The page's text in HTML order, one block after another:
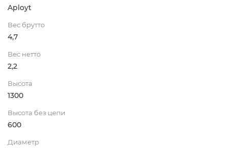
Aployt
Вес брутто
4,7
Вес нетто
2,2
Высота
1300
Высота без цепи
600
Диаметр